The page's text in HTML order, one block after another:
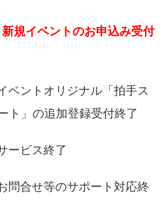
規イベントのお申込み受付
ベントオリジナル「拍手ス
ト」の追加登録受付終了
ービス終了
問合せ等のサポート対応終